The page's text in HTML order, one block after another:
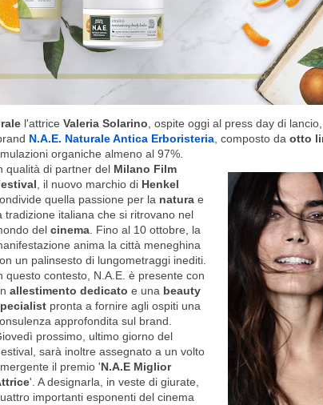
l'attrice Valeria Solarino, ospite oggi al press day di
N.A.E. Naturale Antica Erboristeria, composto da otto
organiche almeno al 97%.
qualità di partner del Milano Film
, il nuovo marchio di Henkel
quella passione per la natura e
tradizione italiana che si ritrovano nel
del cinema. Fino al 10 ottobre, la
anima la città meneghina
un palinsesto di lungometraggi inediti.
questo contesto, N.A.E. è presente con
allestimento dedicato e una beauty
pronta a fornire agli ospiti una
approfondita sul brand.
prossimo, ultimo giorno del
sarà inoltre assegnato a un volto
il premio 'N.A.E Miglior
'. A designarla, in veste di giurate,
importanti esponenti del cinema